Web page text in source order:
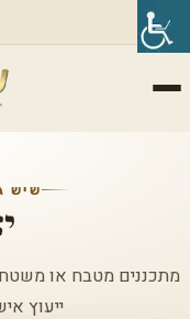
שיש
מתכננים מטבח או
ייעוץ